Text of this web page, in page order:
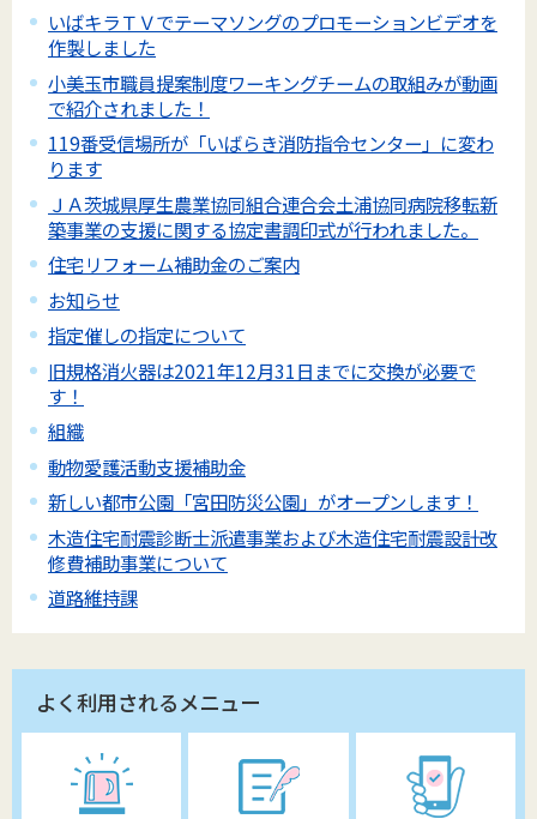
いばキラＴＶでテーマソングのプロモーションビデオを
作製しました
小美玉市職員提案制度ワーキングチームの取組みが動画
で紹介されました！
119番受信場所が「いばらき消防指令センター」に変わ
ります
ＪＡ茨城県厚生農業協同組合連合会土浦協同病院移転新
築事業の支援に関する協定書調印式が行われました。
住宅リフォーム補助金のご案内
お知らせ
指定催しの指定について
旧規格消火器は2021年12月31日までに交換が必要で
す！
組織
動物愛護活動支援補助金
新しい都市公園「宮田防災公園」がオープンします！
木造住宅耐震診断士派遣事業および木造住宅耐震設計改
修費補助事業について
道路維持課
よく利用されるメニュー